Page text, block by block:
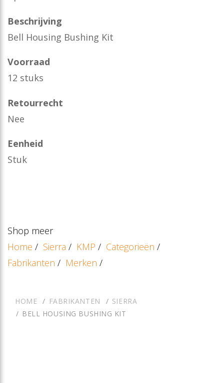
Beschrijving
Bell Housing Bushing Kit
Voorraad
12 stuks
Retourrecht
Nee
Eenheid
Stuk
Shop meer
Home / Sierra / KMP / Categorieën /
Fabrikanten / Merken /
HOME FABRIKANTEN
SIERRA
BELL HOUSING BUSHING KIT